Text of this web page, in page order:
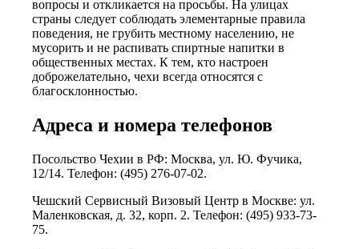
вопросы и откликается на просьбы. На улицах
страны следует соблюдать элементарные правила
поведения, не грубить местному населению, не
мусорить и не распивать спиртные напитки в
общественных местах. К тем, кто настроен
доброжелательно, чехи всегда относятся с
благосклонностью.
Адреса и номера телефонов
Посольство Чехии в РФ: Москва, ул. Ю. Фучика,
12/14. Телефон: (495) 276-07-02.
Чешский Сервисный Визовый Центр в Москве: ул.
Маленковская, д. 32, корп. 2. Телефон: (495) 933-73-
75.